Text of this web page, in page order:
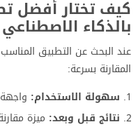
كيف تختار أفضل
بالذكاء
عند البحث عن التطبيق
المقارنة بسرعة:
سهولة الاستخدام:
نتائج قبل وبعد: ميزة